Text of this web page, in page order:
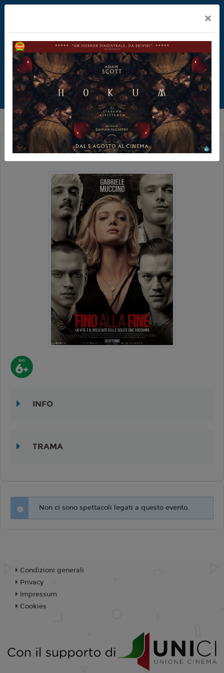
FINO ALLA FINE
INFO
TRAMA
Non ci sono spettacoli legati a questo evento.
×
Condizioni generali
Privacy
Impressum
Cookies